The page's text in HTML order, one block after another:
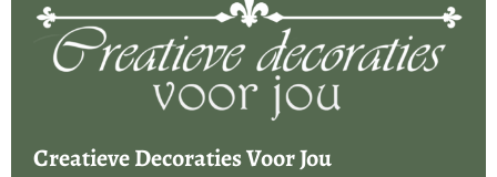
Creatieve Decoraties Voor Jou